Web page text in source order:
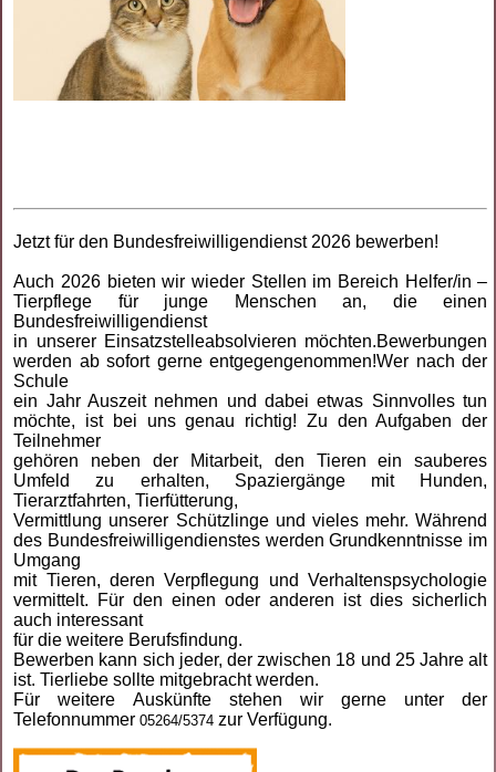
Jetzt für den Bundesfreiwilligendienst 2026 bewerben!
Auch 2026 bieten wir wieder Stellen im Bereich Helfer/in –
Tierpflege für junge Menschen an, die einen
Bundesfreiwilligendienst
in unserer Einsatzstelleabsolvieren möchten.Bewerbungen
werden ab sofort gerne entgegengenommen!Wer nach der
Schule
ein Jahr Auszeit nehmen und dabei etwas Sinnvolles tun
möchte, ist bei uns genau richtig! Zu den Aufgaben der
Teilnehmer
gehören neben der Mitarbeit, den Tieren ein sauberes
Umfeld zu erhalten, Spaziergänge mit Hunden,
Tierarztfahrten, Tierfütterung,
Vermittlung unserer Schützlinge und vieles mehr. Während
des Bundesfreiwilligendienstes werden Grundkenntnisse im
Umgang
mit Tieren, deren Verpflegung und Verhaltenspsychologie
vermittelt. Für den einen oder anderen ist dies sicherlich
auch interessant
für die weitere Berufsfindung.
Bewerben kann sich jeder, der zwischen 18 und 25 Jahre alt
ist. Tierliebe sollte mitgebracht werden.
Für weitere Auskünfte stehen wir gerne unter der
Telefonnummer05264/5374 zur Verfügung.